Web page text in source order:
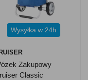
Wysyłka w 24h
Zakupowy
Classic